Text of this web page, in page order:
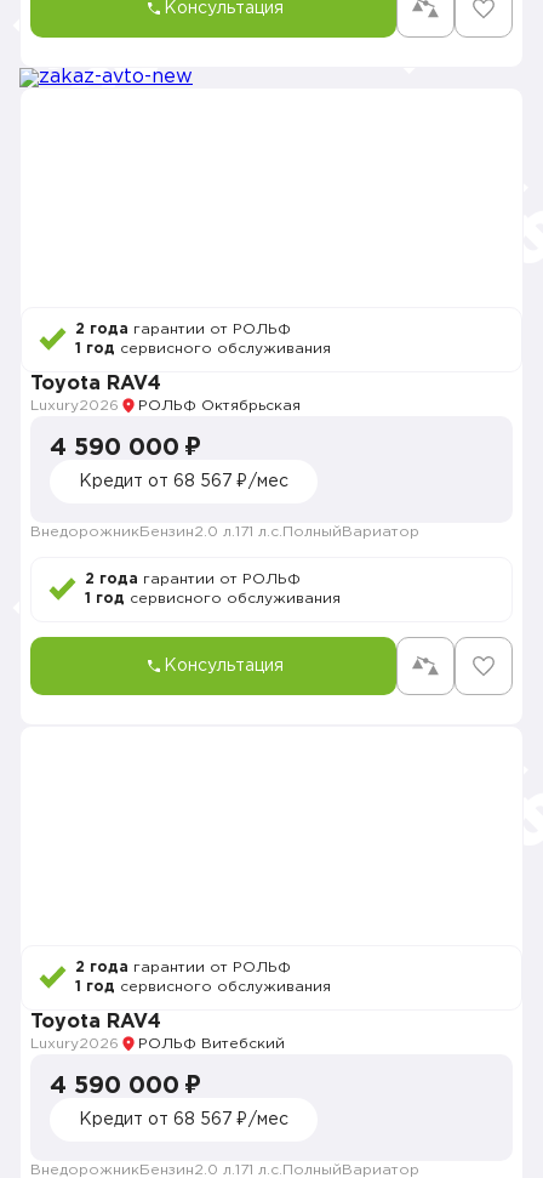
Консультация
2 года гарантии от РОЛЬФ
1 год сервисного обслуживания
Toyota RAV4
Luxury2026 РОЛЬФ Октябрьская
4 590 000 ₽
Кредит от 68 567 ₽/мес
Внедорожник Бензин2.0 л. 171 л.с. Полный Вариатор
2 года гарантии от РОЛЬФ
1 год сервисного обслуживания
Консультация
2 года гарантии от РОЛЬФ
1 год сервисного обслуживания
Toyota RAV4
Luxury2026 РОЛЬФ Витебский
4 590 000 ₽
Кредит от 68 567 ₽/мес
Внедорожник Бензин2.0 л. 171 л.с. Полный Вариатор